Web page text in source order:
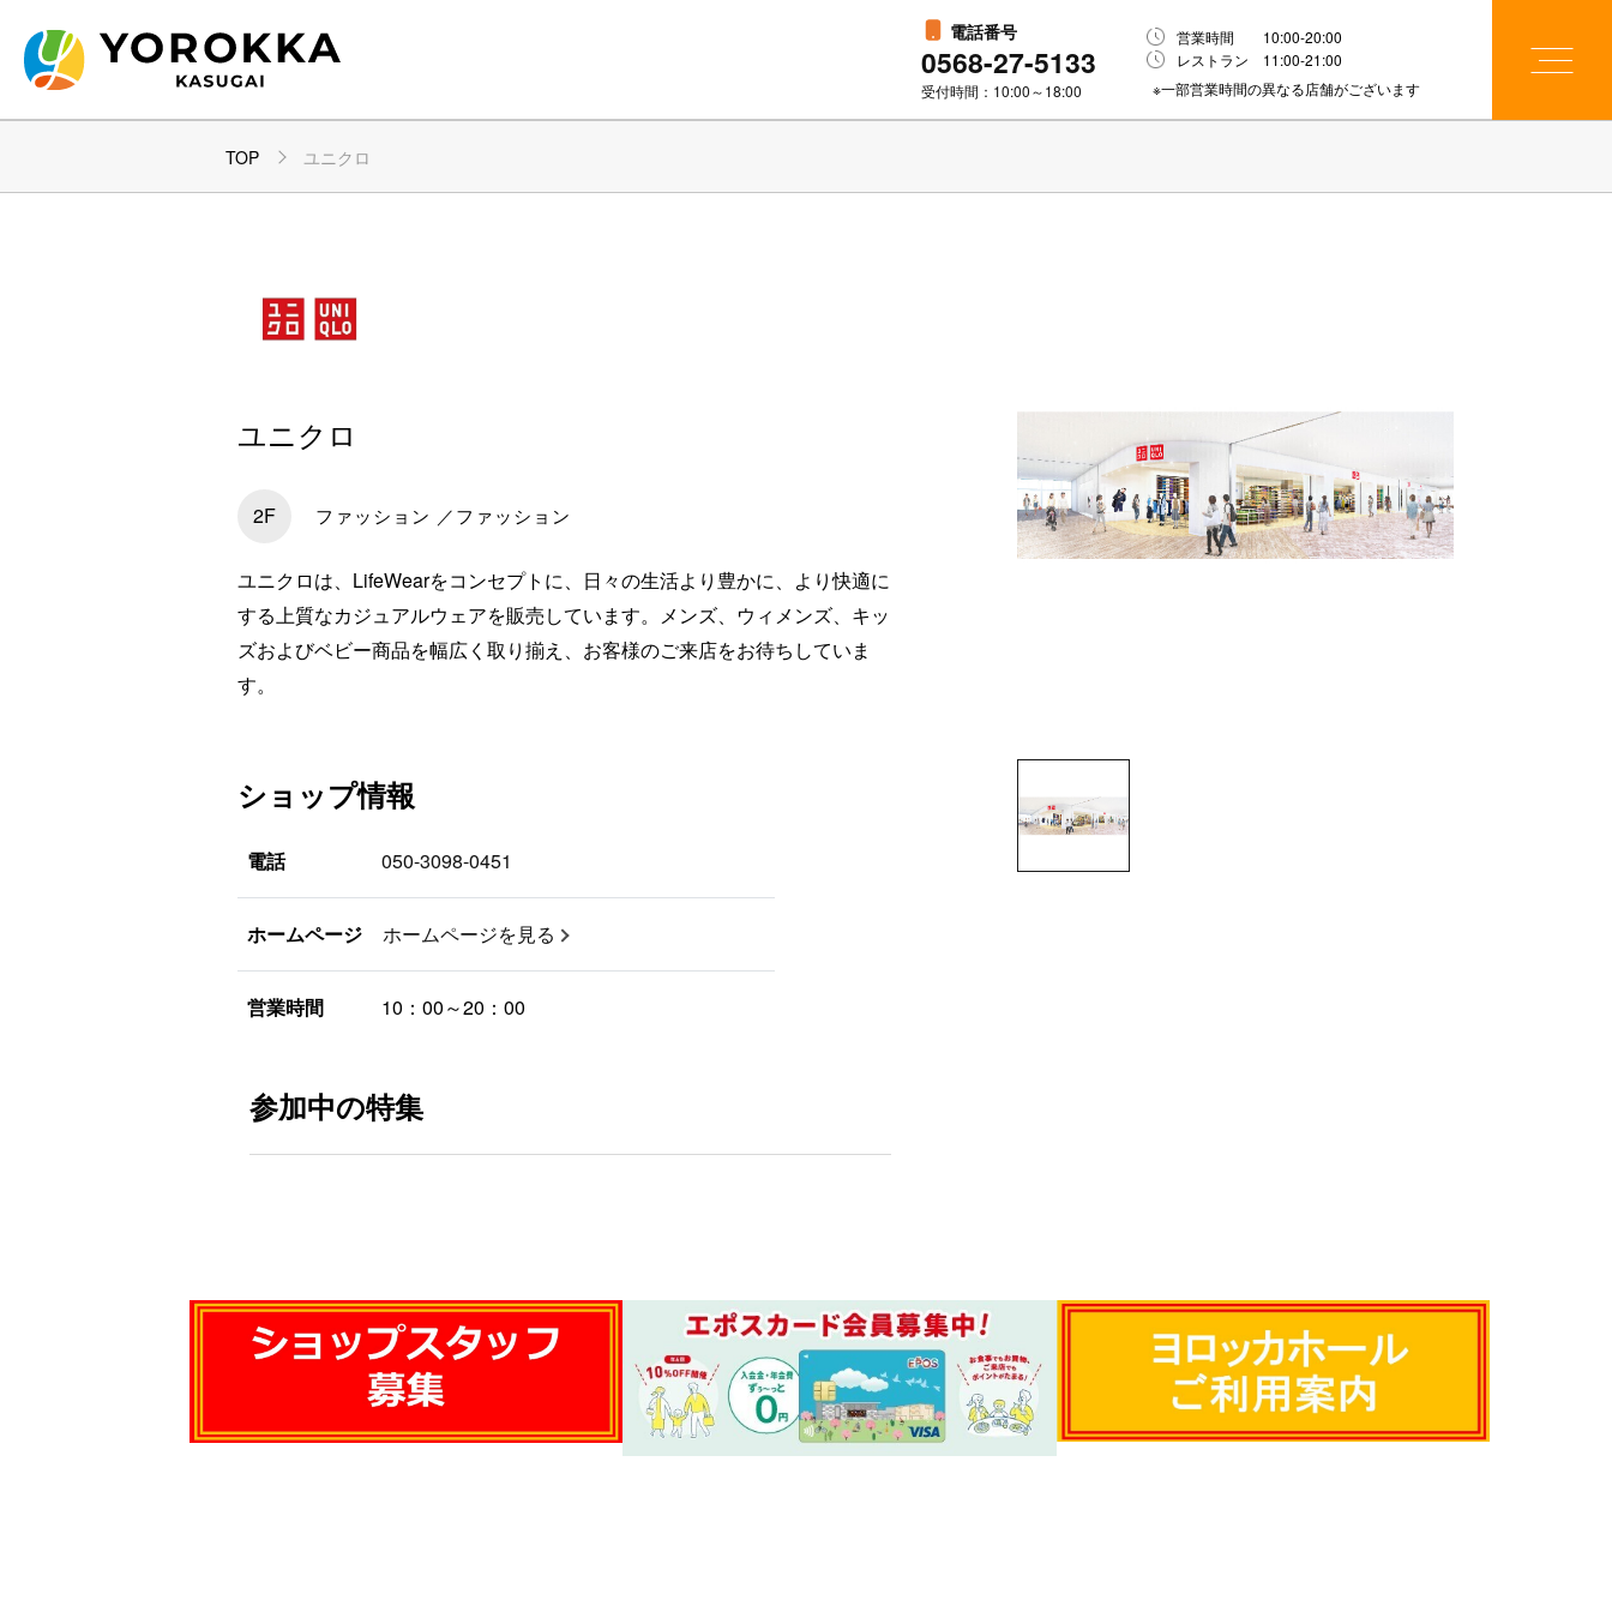
電話番号
0568-27-5133
受付時間：10:00～18:00
営業時間 10:00-20:00
レストラン 11:00-21:00
※一部営業時間の異なる店舗がございます
TOP ユニクロ
ユニクロ
2F ファッション ／ファッション
ユニクロは、LifeWearをコンセプトに、日々の生活より豊かに、より快適に
する上質なカジュアルウェアを販売しています。メンズ、ウィメンズ、キッ
ズおよびベビー商品を幅広く取り揃え、お客様のご来店をお待ちしていま
す。
ショップ情報
電話 050-3098-0451
ホームページ ホームページを見る
営業時間 10：00～20：00
参加中の特集